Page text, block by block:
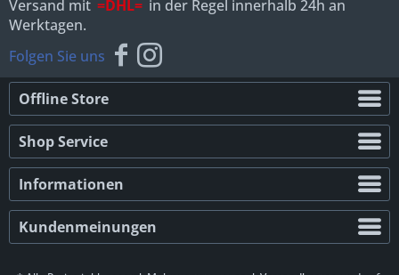
Versand mit =DHL= in der Regel innerhalb 24h an
Werktagen.
Folgen Sie uns
Offline Store
Shop Service
Informationen
Kundenmeinungen